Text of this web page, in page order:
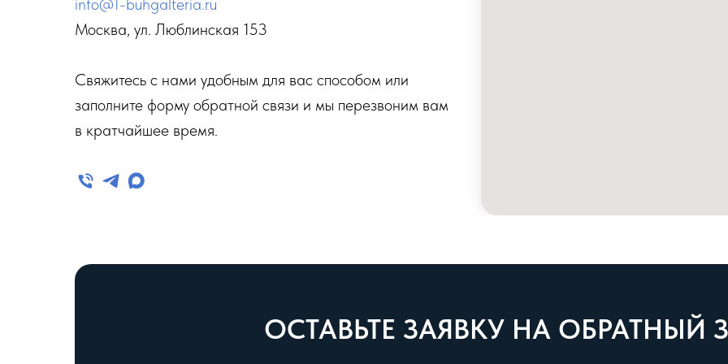
Москва, ул. Люблинская 153
Свяжитесь с нами удобным для вас способом или
заполните форму обратной связи и мы перезвоним вам
в кратчайшее время.
ОСТАВЬТЕ ЗАЯВКУ НА ОБРАТНЫЙ